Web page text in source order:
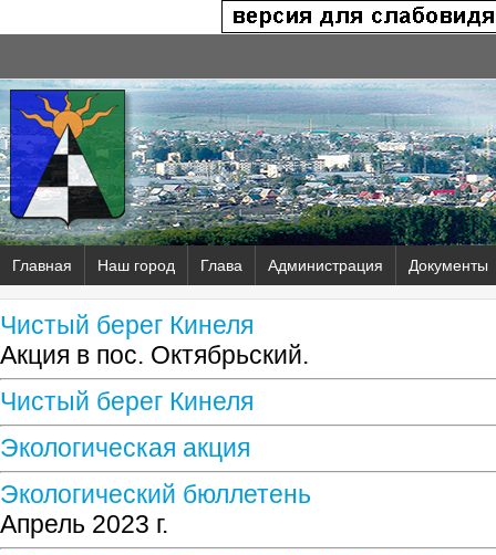
Главная Наш город Глава Администрация Документы
Чистый берег Кинеля
Акция в пос. Октябрьский.
Чистый берег Кинеля
Экологическая акция
Экологический бюллетень
Апрель 2023 г.